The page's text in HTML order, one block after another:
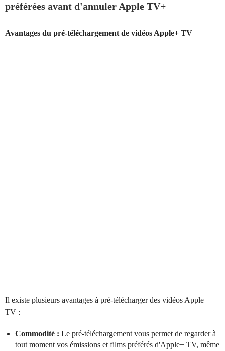
préférées avant d'annuler Apple TV+
Avantages du pré-téléchargement de vidéos Apple+ TV
Il existe plusieurs avantages à pré-télécharger des vidéos Apple+
TV :
Commodité : Le pré-téléchargement vous permet de regarder à
tout moment vos émissions et films préférés d'Apple+ TV, même